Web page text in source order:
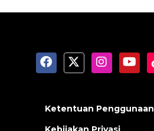
Ketentuan Penggunaan